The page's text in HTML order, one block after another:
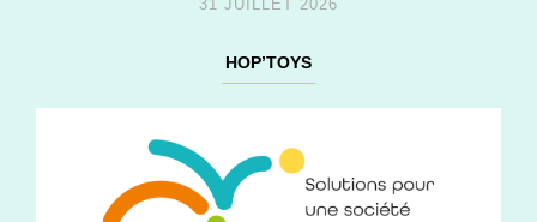
31 JUILLET 2026
HOP’TOYS